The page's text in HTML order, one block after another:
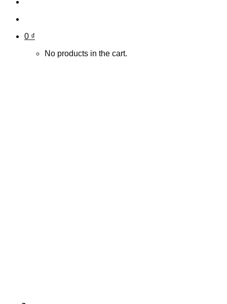
0 ₫
No products in the cart.